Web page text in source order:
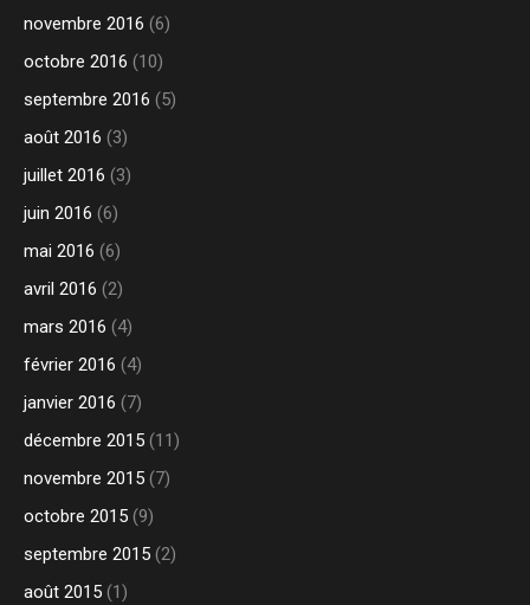
novembre 2016 (6)
octobre 2016 (10)
septembre 2016 (5)
août 2016 (3)
juillet 2016 (3)
juin 2016 (6)
mai 2016 (6)
avril 2016 (2)
mars 2016 (4)
février 2016 (4)
janvier 2016 (7)
décembre 2015 (11)
novembre 2015 (7)
octobre 2015 (9)
septembre 2015 (2)
août 2015 (1)